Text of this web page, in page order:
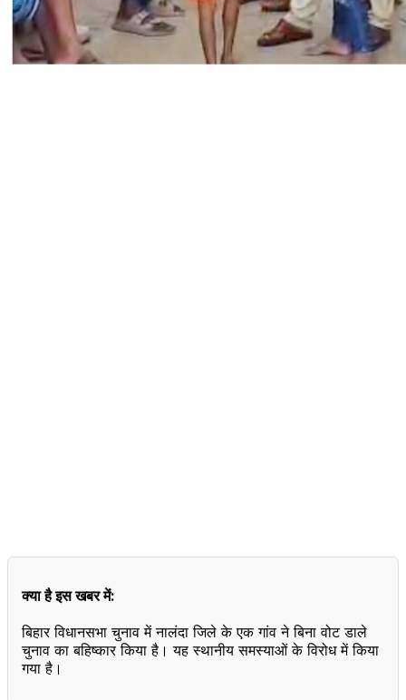
क्या है इस खबर में:
बिहार विधानसभा चुनाव में नालंदा जिले के एक गांव ने बिना वोट डाले
चुनाव का बहिष्कार किया है। यह स्थानीय समस्याओं के विरोध में किया
गया है।